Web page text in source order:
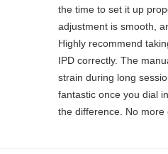
the time to set it up
adjustment is smooth,
Highly recommend
IPD correctly. The
strain during long
fantastic once you dial
the difference. No